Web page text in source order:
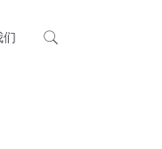
产品中心
们